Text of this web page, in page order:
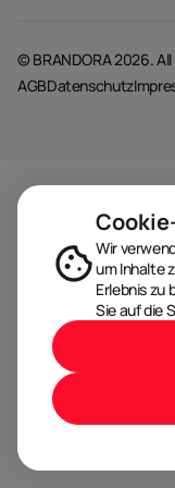
© BRANDORA 2026.
AGBDatenschutz
Wir
um Inhalte
Erlebnis zu
Sie auf die